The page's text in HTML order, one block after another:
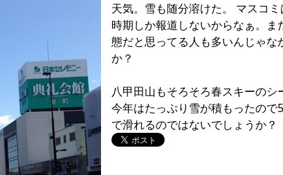
天気。雪も随分溶けた。 マスコ
時期しか報道しないからなぁ。ま
態だと思ってる人も多いんじゃな
か？
八甲田山もそろそろ春スキーのシ
今年はたっぷり雪が積もったので
で滑れるのではないでしょうか？